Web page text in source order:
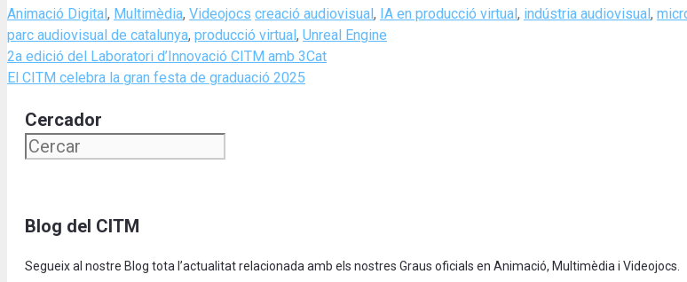
Categories
Animació Digital, Multimèdia, Videojocs Tags
creació audiovisual, IA en producció virtual, indústria audiovisual,
parc audiovisual de catalunya, producció virtual, Unreal Engine
2a edició del Laboratori d’Innovació CITM amb 3Cat
El CITM celebra la gran festa de graduació 2025
Cercador
Blog del CITM
Segueix al nostre Blog tota l’actualitat relacionada amb els nostres Graus oficials en Animació, Multimèdia i Videojocs.